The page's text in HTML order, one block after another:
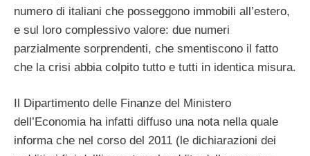
numero di italiani che posseggono immobili all’estero,
e sul loro complessivo valore: due numeri
parzialmente sorprendenti, che smentiscono il fatto
che la crisi abbia colpito tutto e tutti in identica misura.
Il Dipartimento delle Finanze del Ministero
dell’Economia ha infatti diffuso una nota nella quale
informa che nel corso del 2011 (le dichiarazioni dei